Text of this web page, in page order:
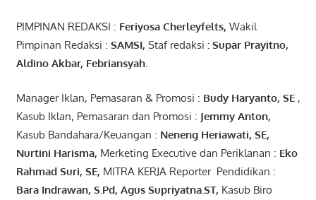
PIMPINAN REDAKSI : Feriyosa Cherleyfelts, Wakil
Pimpinan Redaksi : SAMSI, Staf redaksi : Supar Prayitno,
Aldino Akbar, Febriansyah.
Manager Iklan, Pemasaran & Promosi : Budy Haryanto, SE,
Kasub Iklan, Pemasaran dan Promosi : Jemmy Anton,
Kasub Bandahara/Keuangan : Neneng Heriawati, SE,
Nurtini Harisma, Merketing Executive dan Periklanan : Eko
Rahmad Suri, SE, MITRA KERJA Reporter Pendidikan :
Bara Indrawan, S.Pd, Agus Supriyatna.ST, Kasub Biro